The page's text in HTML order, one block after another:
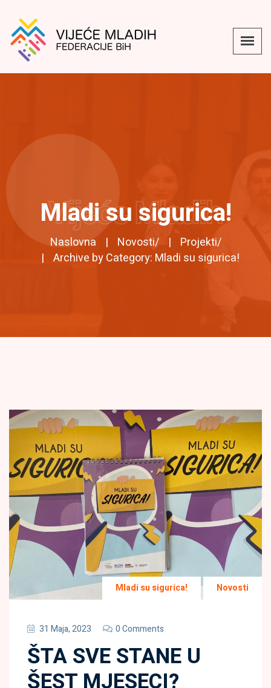
Mladi su sigurica!
Naslovna Novosti/ Projekti/
Archive by Category: Mladi su sigurica!
Vijeće Mladih
Mladi su sigurica! Novosti
31 Maja, 2023 0 Comments
ŠTA SVE STANE U
ŠEST MJESECI?